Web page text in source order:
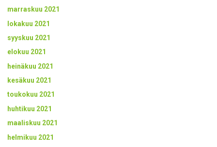
marraskuu 2021
lokakuu 2021
syyskuu 2021
elokuu 2021
heinäkuu 2021
kesäkuu 2021
toukokuu 2021
huhtikuu 2021
maaliskuu 2021
helmikuu 2021